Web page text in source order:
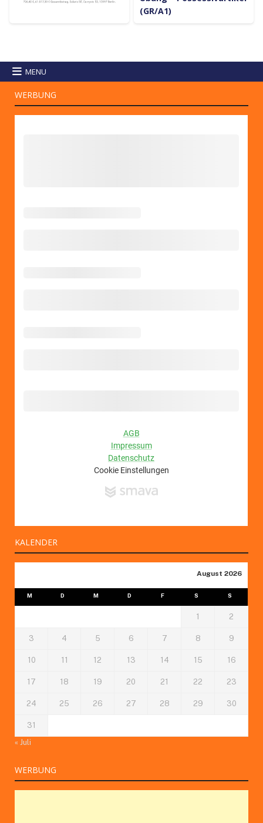
(GR/A1)
MENU
WERBUNG
KALENDER
August 2026
M D M D F S S
1 2
3 4 5 6 7 8 9
10 11 12 13 14 15 16
17 18 19 20 21 22 23
24 25 26 27 28 29 30
31
« Juli
WERBUNG